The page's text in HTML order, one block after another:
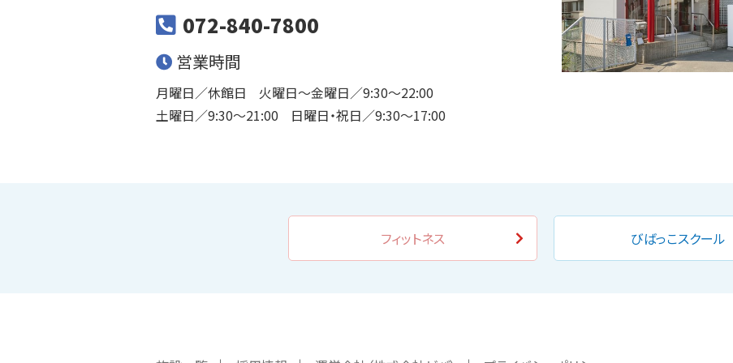
072-840-7800
営業時間
月曜日／休館日
火曜日〜金曜日／9:30〜22:00
土曜日／9:30〜21:00
日曜日・祝日／9:30〜17:00
フィットネス びばっこスクール